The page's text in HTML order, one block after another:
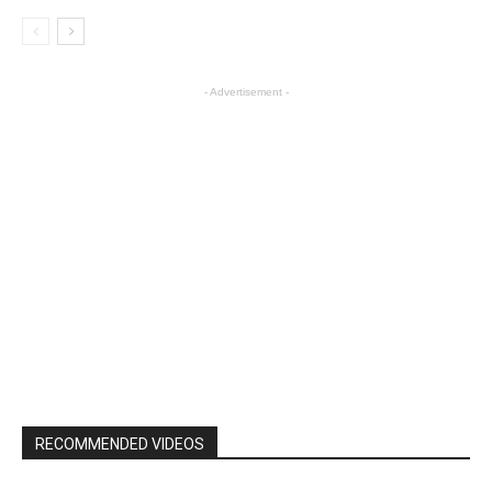
- Advertisement -
RECOMMENDED VIDEOS